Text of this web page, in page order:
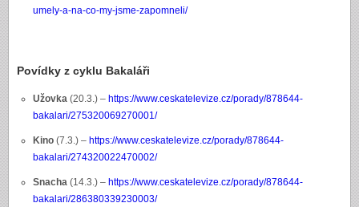
umely-a-na-co-my-jsme-zapomneli/
Povídky z cyklu Bakaláři
Užovka (20.3.) – https://www.ceskatelevize.cz/porady/878644-
bakalari/275320069270001/
Kino (7.3.) – https://www.ceskatelevize.cz/porady/878644-
bakalari/274320022470002/
Snacha (14.3.) – https://www.ceskatelevize.cz/porady/878644-
bakalari/286380339230003/